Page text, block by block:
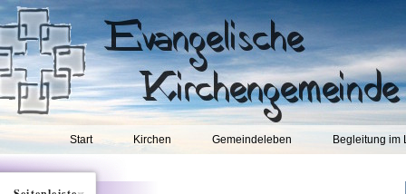
Start Kirchen Gemeindeleben Begleitung im